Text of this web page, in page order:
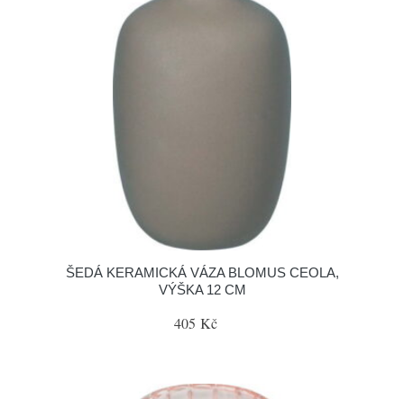
ŠEDÁ KERAMICKÁ VÁZA BLOMUS CEOLA,
VÝŠKA 12 CM
405 Kč